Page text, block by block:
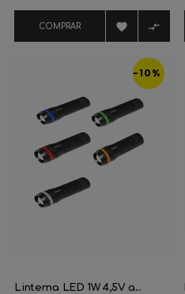
COMPRAR  
-10%
Linterna LED 1W 4,5V a...